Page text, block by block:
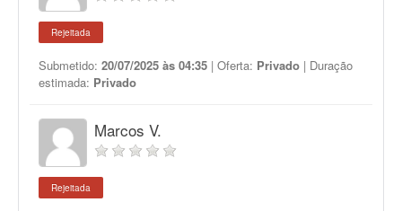
Rejeitada
Submetido: 20/07/2025 às 04:35 | Oferta: Privado | Duração
estimada: Privado
Marcos V.
Rejeitada